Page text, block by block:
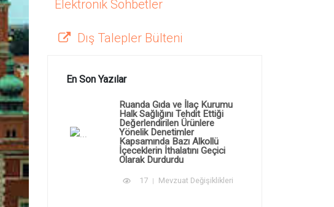
Elektronik Sohbetler
Dış Talepler Bülteni
En Son Yazılar
Ruanda Gıda ve İlaç Kurumu
Halk Sağlığını Tehdit Ettiği
Değerlendirilen Ürünlere
Yönelik Denetimler
Kapsamında Bazı Alkollü
İçeceklerin İthalatını Geçici
Olarak Durdurdu
17 Mevzuat Değişiklikleri